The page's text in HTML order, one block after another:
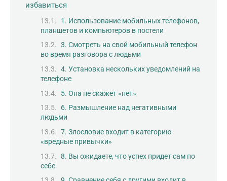
избавиться
1. Использование мобильных телефонов,
планшетов и компьютеров в постели
3. Смотреть на свой мобильный телефон
во время разговора с людьми
4. Установка нескольких уведомлений на
телефоне
5. Она не скажет «нет»
6. Размышление над негативными
людьми
7. Злословие входит в категорию
«вредные привычки»
8. Вы ожидаете, что успех придет сам по
себе